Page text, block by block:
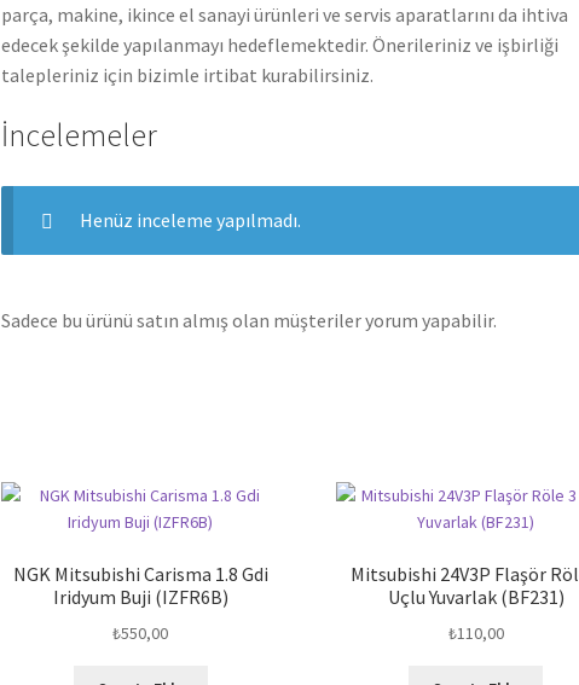
parça, makine, ikince el sanayi ürünleri ve servis aparatlarını da ihtiva
edecek şekilde yapılanmayı hedeflemektedir. Önerileriniz ve işbirliği
talepleriniz için bizimle irtibat kurabilirsiniz.
İncelemeler
Henüz inceleme yapılmadı.
Sadece bu ürünü satın almış olan müşteriler yorum yapabilir.
NGK Mitsubishi Carisma 1.8 Gdi
Iridyum Buji (IZFR6B)
₺550,00
Mitsubishi 24V3P Flaşör
Uçlu Yuvarlak (BF231)
₺110,00